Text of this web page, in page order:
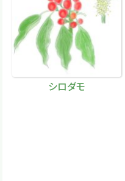
シロダモ